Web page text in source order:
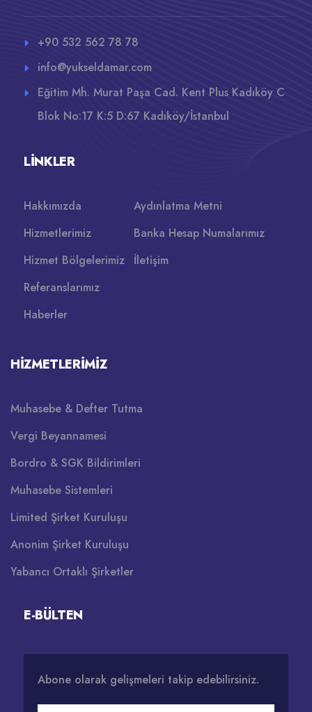
+90 532 562 78 78
info@yukseldamar.com
Eğitim Mh. Murat Paşa Cad. Kent Plus Kadıköy C
Blok No:17 K:5 D:67 Kadıköy/İstanbul
LINKLER
Hakkımızda
Hizmetlerimiz
Hizmet Bölgelerimiz
Referanslarımız
Haberler
Aydınlatma Metni
Banka Hesap Numalarımız
İletişim
HIZMETLERIMIZ
Muhasebe & Defter Tutma
Vergi Beyannamesi
Bordro & SGK Bildirimleri
Muhasebe Sistemleri
Limited Şirket Kuruluşu
Anonim Şirket Kuruluşu
Yabancı Ortaklı Şirketler
E-BÜLTEN
Abone olarak gelişmeleri takip edebilirsiniz.